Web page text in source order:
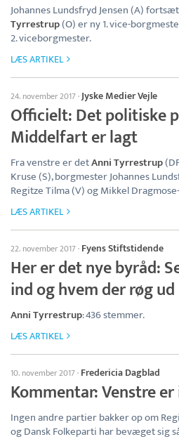
Johannes Lundsfryd Jensen (A)
Tyrrestrup(O) er ny 1. vice-
2. viceborgmester.
LÆS ARTIKEL
24. november 2017·Jyske Medier Vejle
Officielt: Det politiske
Middelfart er lagt
Fra venstre er detAnni Tyrrestrup
Kruse (S), borgmester Johannes
Regitze Tilma (V) og Mikkel
LÆS ARTIKEL
22. november 2017· Fyens Stiftstidende
Her er det nye byråd:
ind og hvem der røg ud
Anni Tyrrestrup: 436 stemmer.
LÆS ARTIKEL
10. november 2017· Fredericia Dagblad
Kommentar: Venstre
Ingen andre partier bakker op om
og Dansk Folkeparti har bevæget sig